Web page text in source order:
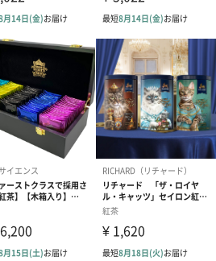
たアールグレイティー。香り高い1杯
るイギリスの賞’Great Taste Award'の1
日飲んでも飽きがこないシンプルなア
らずにいつでも紅茶を楽しみたい方
め
だわりのある方にぴったりの紅茶で